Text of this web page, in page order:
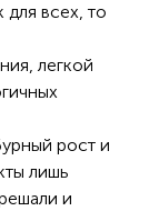
всех, то
легкой
рост и
лишь
и